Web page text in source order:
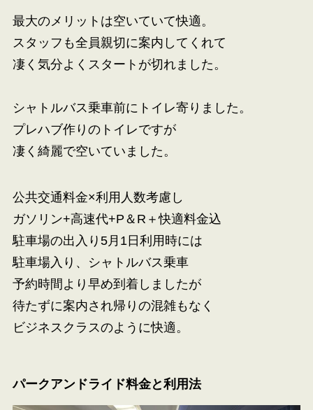
最大のメリットは空いていて快適。
スタッフも全員親切に案内してくれて
凄く気分よくスタートが切れました。
シャトルバス乗車前にトイレ寄りました。
プレハブ作りのトイレですが
凄く綺麗で空いていました。
公共交通料金×利用人数考慮し
ガソリン+高速代+P＆R＋快適料金込
駐車場の出入り5月1日利用時には
駐車場入り、シャトルバス乗車
予約時間より早め到着しましたが
待たずに案内され帰りの混雑もなく
ビジネスクラスのように快適。
パークアンドライド料金と利用法